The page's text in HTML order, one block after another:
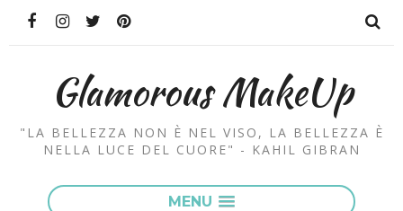
Glamorous MakeUp
"LA BELLEZZA NON È NEL VISO, LA BELLEZZA È
NELLA LUCE DEL CUORE" - KAHIL GIBRAN
MENU